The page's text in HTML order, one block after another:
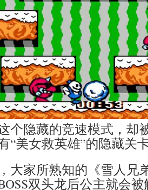
个隐藏的竞速模式，却
“美女救英雄”的隐藏关
大家所熟知的《雪人兄
双头龙后公主就会